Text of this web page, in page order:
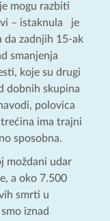
mogu razbiti
– istaknula je
da zadnjih 15-ak
smanjenja
koje su drugi
dobnih skupina
polovica
ima trajni
sposobna.
moždani udar
a oko 7.500
smrti u
iznad